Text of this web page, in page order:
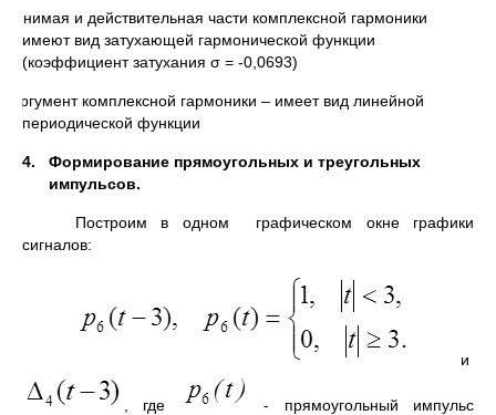
Мнимая и действительная части комплексной гармоники
имеют вид затухающей гармонической функции
(коэффициент затухания σ = -0,0693)
Аргумент комплексной гармоники – имеет вид линейной
периодической функции
4.
Формирование прямоугольных и треугольных
импульсов.
Построим в одном графическом окне графики
сигналов:
и
, где - прямоугольный импульс